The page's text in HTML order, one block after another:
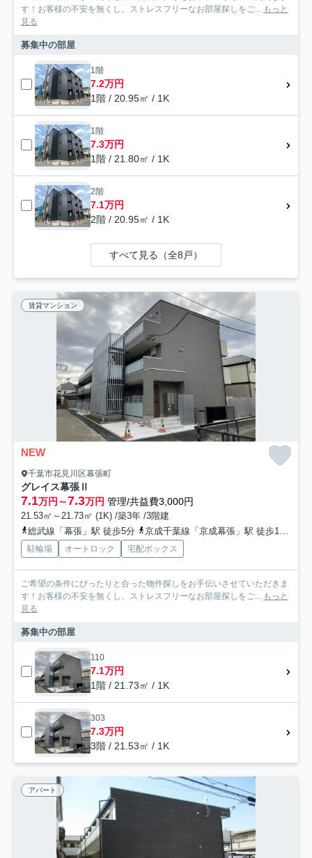
す！お客様の不安を無くし、ストレスフリーなお部屋探しをご...
もっと
見る
募集中の部屋
1階
7.2万円
1階 / 20.95㎡ / 1K
1階
7.3万円
1階 / 21.80㎡ / 1K
2階
7.1万円
2階 / 20.95㎡ / 1K
すべて見る（全8戸）
賃貸マンション
NEW
千葉市花見川区幕張町
グレイス幕張Ⅱ
7.1万円～7.3万円 管理/共益費3,000円
21.53㎡～21.73㎡ (1K) /築3年 /3階建
総武線「幕張」駅 徒歩5分
京成千葉線「京成幕張」駅 徒歩11分
駐輪場 オートロック 宅配ボックス
ご希望の条件にぴったりと合った物件探しをお手伝いさせていただきま
す！お客様の不安を無くし、ストレスフリーなお部屋探しをご...
もっと
見る
募集中の部屋
110
7.1万円
1階 / 21.73㎡ / 1K
303
7.3万円
3階 / 21.53㎡ / 1K
アパート